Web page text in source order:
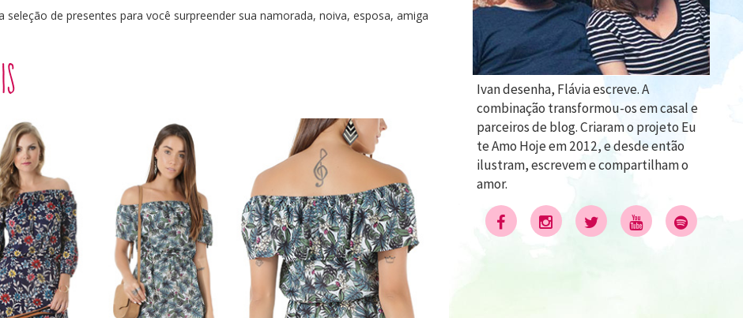
de presentes para você surpreender sua namorada, noiva, esposa, amiga
Ivan desenha, Flávia escreve. A
combinação transformou-os em casal e
parceiros de blog. Criaram o projeto Eu
te Amo Hoje em 2012, e desde então
ilustram, escrevem e compartilham o
amor.